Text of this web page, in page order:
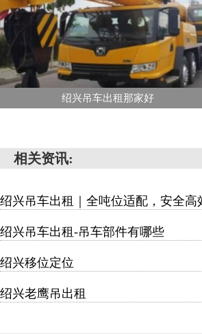
绍兴吊车出租那家好
相关资讯:
绍兴吊车出租｜全吨位适配，安全
绍兴吊车出租-吊车部件有哪些
绍兴移位定位
绍兴老鹰吊出租